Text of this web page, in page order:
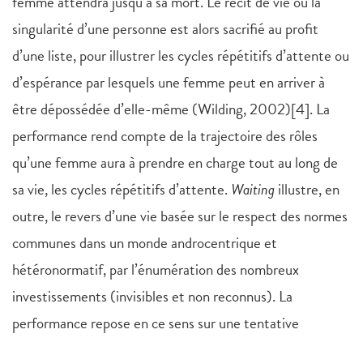
singularité d’une personne est alors sacrifié au profit
d’une liste, pour illustrer les cycles répétitifs d’attente ou
d’espérance par lesquels une femme peut en arriver à
être dépossédée d’elle-même (Wilding, 2002)[4]. La
performance rend compte de la trajectoire des rôles
qu’une femme aura à prendre en charge tout au long de
sa vie, les cycles répétitifs d’attente. Waitingillustre, en
outre, le revers d’une vie basée sur le respect des normes
communes dans un monde androcentrique et
hétéronormatif, par l’énumération des nombreux
investissements (invisibles et non reconnus). La
performance repose en ce sens sur une tentative